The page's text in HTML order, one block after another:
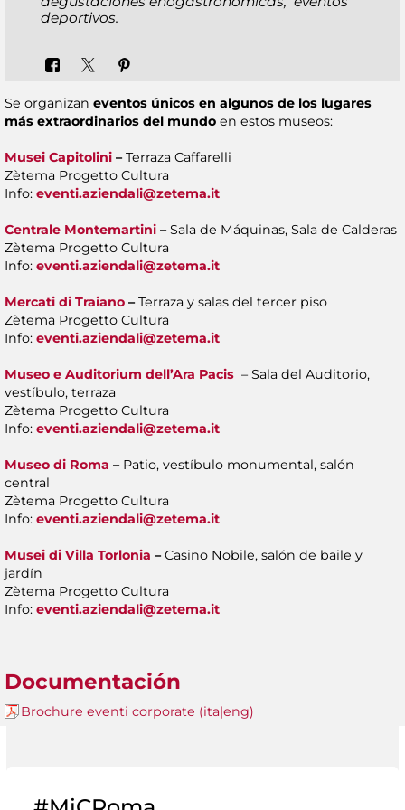
deportivos.
Se organizan eventos únicos en algunos de los lugares
más extraordinarios del mundo en estos museos:
Musei Capitolini –Terraza Caffarelli
Zètema Progetto Cultura
Info: eventi.aziendali@zetema.it
Centrale Montemartini –Sala de Máquinas, Sala de Calderas
Zètema Progetto Cultura
Info: eventi.aziendali@zetema.it
Mercati di Traiano –Terraza y salas del tercer piso
Zètema Progetto Cultura
Info: eventi.aziendali@zetema.it
Museo e Auditorium dell’Ara Pacis – Sala del Auditorio,
vestíbulo, terraza
Zètema Progetto Cultura
Info: eventi.aziendali@zetema.it
Museo di Roma –Patio, vestíbulo monumental, salón
central
Zètema Progetto Cultura
Info: eventi.aziendali@zetema.it
Musei di Villa Torlonia –Casino Nobile, salón de baile y
jardín
Zètema Progetto Cultura
Info: eventi.aziendali@zetema.it
Documentación
Brochure eventi corporate (ita|eng)